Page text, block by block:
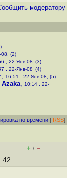
модератору
08, (2)
, 22-Янв-08, (3)
, 22-Янв-08, (4)
, 16:51 , 22-Янв-08, (5)
Azaka, 10:14 , 22-
по времени | RSS]
+ / –